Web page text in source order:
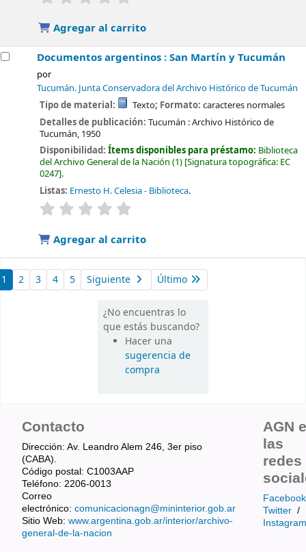
Agregar al carrito
Documentos argentinos : San Martín y Tucumán
por
Tucumán. Junta Conservadora del Archivo Histórico de Tucumán
Tipo de material: Texto; Formato: caracteres normales
Detalles de publicación:Tucumán :Archivo Histórico de
Tucumán, 1950
Disponibilidad:Ítems disponibles para préstamo: Biblioteca
del Archivo General de la Nación (1) Signatura topográfica: EC
0247 .
Listas: Ernesto H. Celesia - Biblioteca.
valoración
Agregar al carrito
1 2 3 4 5 Siguiente Último
¿No encuentras lo
que estás buscando?
Hacer una
sugerencia de
compra
Contacto
Dirección: Av. Leandro Alem 246, 3er piso
(CABA).
Código postal: C1003AAP
Teléfono: 2206-0013
Correo
electrónico: comunicacionagn@mininterior.gob.ar
Sitio Web: www.argentina.gob.ar/interior/archivo-
general-de-la-nacion
AGN
las
redes
Facebook
Twitter /
Instagram